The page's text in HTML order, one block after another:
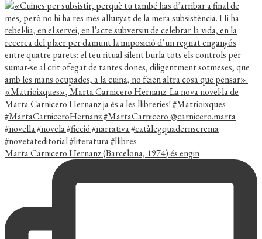
Marta Carnicero Hernanz (Barcelona, 1974) és engin